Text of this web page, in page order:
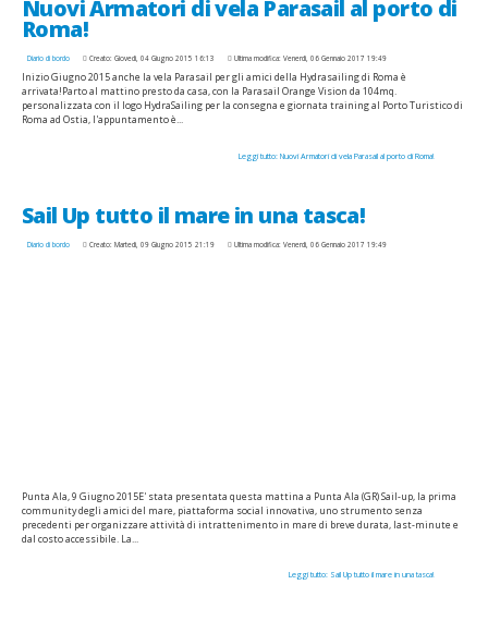
Nuovi Armatori di vela Parasail al porto di
Roma!
Diario di bordo Creato: Giovedì, 04 Giugno 2015 16:13 Ultima modifica: Venerdì, 06 Gennaio 2017 19:49
Inizio Giugno 2015 anche la vela Parasail per gli amici della Hydrasailing di Roma è
arrivata!Parto al mattino presto da casa, con la Parasail Orange Vision da 104mq.
personalizzata con il logo HydraSailing per la consegna e giornata training al Porto Turistico di
Roma ad Ostia, l'appuntamento è...
Leggi tutto: Nuovi Armatori di vela Parasail al porto di Roma!
Sail Up tutto il mare in una tasca!
Diario di bordo Creato: Martedì, 09 Giugno 2015 21:19 Ultima modifica: Venerdì, 06 Gennaio 2017 19:49
Punta Ala, 9 Giugno 2015E' stata presentata questa mattina a Punta Ala (GR) Sail-up, la prima
community degli amici del mare, piattaforma social innovativa, uno strumento senza
precedenti per organizzare attività di intrattenimento in mare di breve durata, last-minute e
dal costo accessibile. La...
Leggi tutto: Sail Up tutto il mare in una tasca!